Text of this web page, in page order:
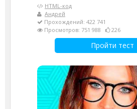
HTML-код
Андрей
Прохождений: 422 741
Просмотров: 751 988
226
Пройти тест